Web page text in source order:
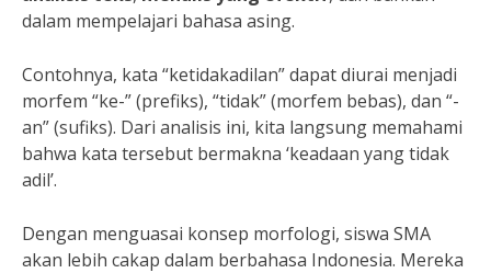
dalam mempelajari bahasa asing.
Contohnya, kata “ketidakadilan” dapat diurai menjadi
morfem “ke-” (prefiks), “tidak” (morfem bebas), dan “-
an” (sufiks). Dari analisis ini, kita langsung memahami
bahwa kata tersebut bermakna ‘keadaan yang tidak
adil’.
Dengan menguasai konsep morfologi, siswa SMA
akan lebih cakap dalam berbahasa Indonesia. Mereka